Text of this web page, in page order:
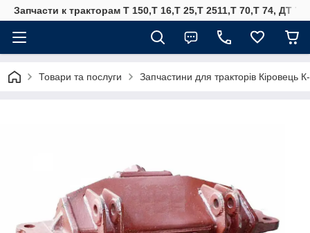
Запчасти к тракторам Т 150,Т 16,Т 25,Т 2511,Т 70,Т 74, ДТ
Товари та послуги Запчастини для тракторів Кіровець